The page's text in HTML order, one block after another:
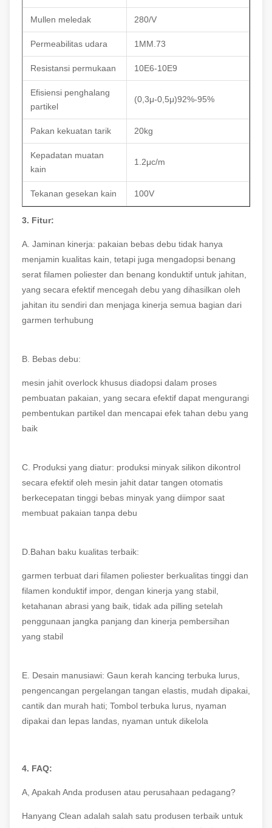
Mullen meledak 280/V
Permeabilitas udara 1MM.73
Resistansi permukaan 10E6-10E9
Efisiensi penghalang
partikel
(0,3μ-0,5μ)92%-95%
Pakan kekuatan tarik 20kg
Kepadatan muatan
kain
1.2μc/m
Tekanan gesekan kain 100V
3. Fitur:
A. Jaminan kinerja: pakaian bebas debu tidak hanya
menjamin kualitas kain, tetapi juga mengadopsi benang
serat filamen poliester dan benang konduktif untuk jahitan,
yang secara efektif mencegah debu yang dihasilkan oleh
jahitan itu sendiri dan menjaga kinerja semua bagian dari
garmen terhubung
B. Bebas debu:
mesin jahit overlock khusus diadopsi dalam proses
pembuatan pakaian, yang secara efektif dapat mengurangi
pembentukan partikel dan mencapai efek tahan debu yang
baik
C. Produksi yang diatur: produksi minyak silikon dikontrol
secara efektif oleh mesin jahit datar tangen otomatis
berkecepatan tinggi bebas minyak yang diimpor saat
membuat pakaian tanpa debu
D.Bahan baku kualitas terbaik:
garmen terbuat dari filamen poliester berkualitas tinggi dan
filamen konduktif impor, dengan kinerja yang stabil,
ketahanan abrasi yang baik, tidak ada pilling setelah
penggunaan jangka panjang dan kinerja pembersihan
yang stabil
E. Desain manusiawi: Gaun kerah kancing terbuka lurus,
pengencangan pergelangan tangan elastis, mudah dipakai,
cantik dan murah hati; Tombol terbuka lurus, nyaman
dipakai dan lepas landas, nyaman untuk dikelola
4. FAQ:
A, Apakah Anda produsen atau perusahaan pedagang?
Hanyang Clean adalah salah satu produsen terbaik untuk